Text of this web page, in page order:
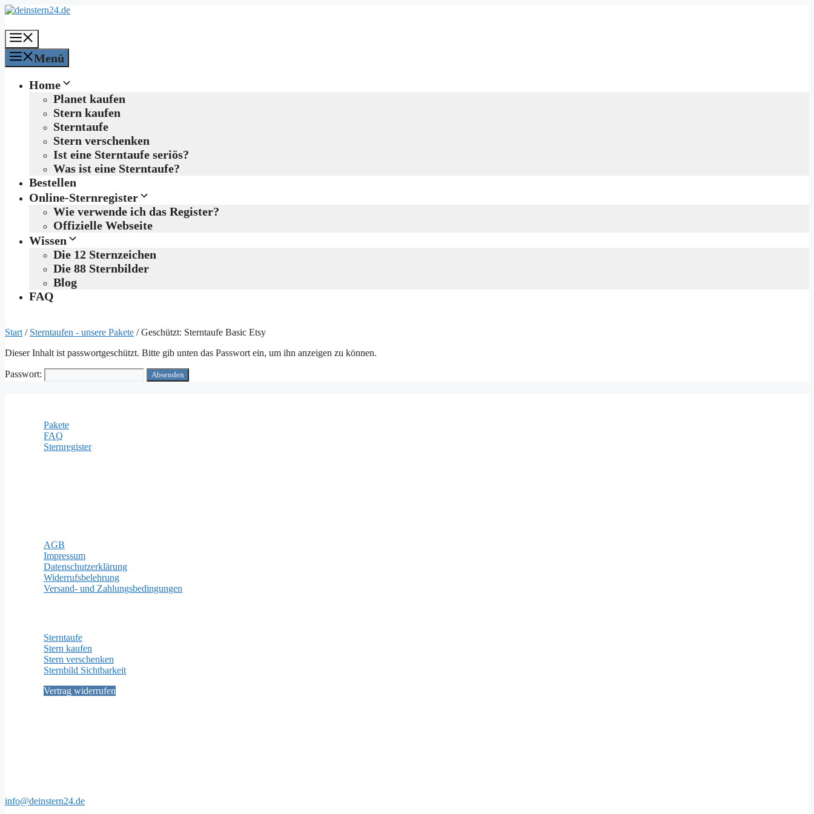
Zum
springen
Menü
Home
Planet kaufen
Stern kaufen
Sterntaufe
Stern verschenken
Ist eine Sterntaufe seriös?
Was ist eine Sterntaufe?
Bestellen
Online-Sternregister
Wie verwende ich das Register?
Offizielle Webseite
Wissen
Die 12 Sternzeichen
Die 88 Sternbilder
Blog
FAQ
Start / Sterntaufen - unsere Pakete / Geschützt: Sterntaufe Basic Etsy
Dieser Inhalt ist passwortgeschützt. Bitte gib unten das Passwort ein, um ihn anzeigen zu können.
Passwort:
Pakete
FAQ
Sternregister
AGB
Impressum
Datenschutzerklärung
Widerrufsbelehrung
Versand- und Zahlungsbedingungen
Sterntaufe
Stern kaufen
Stern verschenken
Sternbild Sichtbarkeit
Vertrag widerrufen
info@deinstern24.de